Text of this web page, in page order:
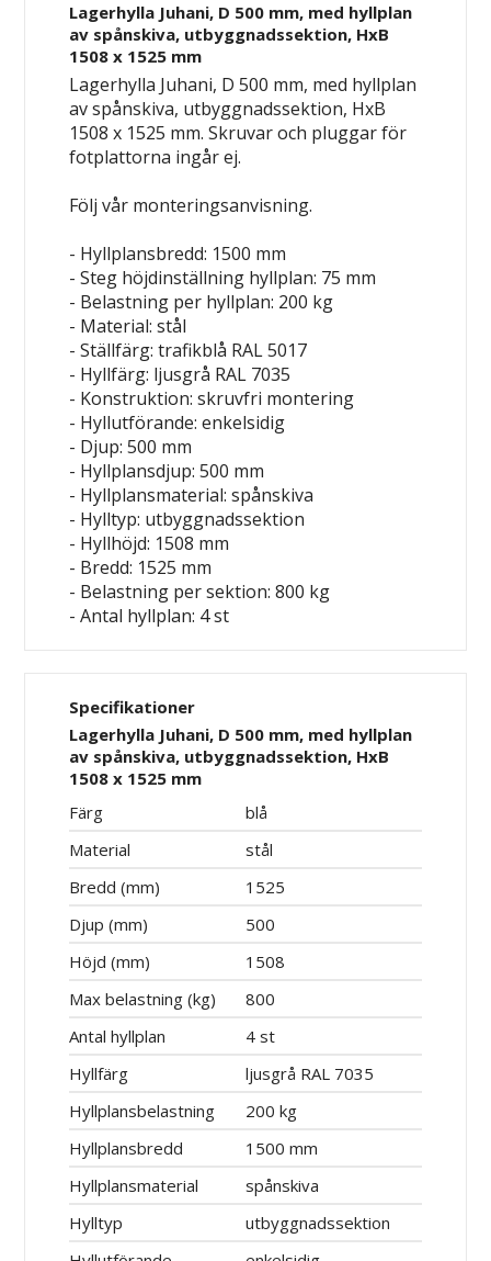
Lagerhylla Juhani, D 500 mm, med hyllplan
av spånskiva, utbyggnadssektion, HxB
1508 x 1525 mm
Lagerhylla Juhani, D 500 mm, med hyllplan
av spånskiva, utbyggnadssektion, HxB
1508 x 1525 mm. Skruvar och pluggar för
fotplattorna ingår ej.
Följ vår monteringsanvisning.
- Hyllplansbredd: 1500 mm
- Steg höjdinställning hyllplan: 75 mm
- Belastning per hyllplan: 200 kg
- Material: stål
- Ställfärg: trafikblå RAL 5017
- Hyllfärg: ljusgrå RAL 7035
- Konstruktion: skruvfri montering
- Hyllutförande: enkelsidig
- Djup: 500 mm
- Hyllplansdjup: 500 mm
- Hyllplansmaterial: spånskiva
- Hylltyp: utbyggnadssektion
- Hyllhöjd: 1508 mm
- Bredd: 1525 mm
- Belastning per sektion: 800 kg
- Antal hyllplan: 4 st
Specifikationer
Lagerhylla Juhani, D 500 mm, med hyllplan
av spånskiva, utbyggnadssektion, HxB
1508 x 1525 mm
Färg
blå
Material
stål
Bredd (mm)
1525
Djup (mm)
500
Höjd (mm)
1508
Max belastning (kg)
800
Antal hyllplan
4 st
Hyllfärg
ljusgrå RAL 7035
Hyllplansbelastning
200 kg
Hyllplansbredd
1500 mm
Hyllplansmaterial
spånskiva
Hylltyp
utbyggnadssektion